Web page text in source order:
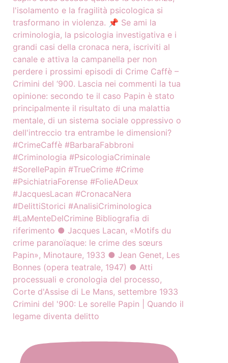
Crimini del '900: Le sorelle Papin | Quando il
legame diventa delitto